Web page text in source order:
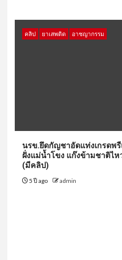
คลิป ยาเสพติด อาชญากรรม
นรข.ยึดกัญชาอัดแท่งเกรดพ
ฝั่งแม่น้ำโขง แก๊งข้ามชาติไ
(มีคลิป)
5 ปี ago admin